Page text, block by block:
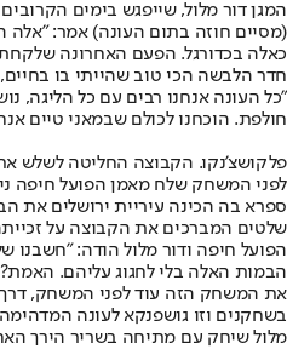
המגן דור מלול, שייפגש בימים
(מסיים חוזה בתום העונה) אמר: "אלה
כאלה בכדורגל. הפעם האחרונה
חדר הלבשה הכי טוב שהייתי בו בחיים,
"כל העונה אנחנו רבים עם כל הליגה,
חולפת. הוכחנו לכולם שבמאני טיים
פלקושצ'נקו. הקבוצה החליטה לשלש
לפני המשחק שלח מאמן הפועל חיפה
ספרא בה הכינה עיריית ירושלים את
שלטים המברכים את הקבוצה על
הפועל חיפה ודור מלול הודה: "חשבנו
הבמות האלה בלי לחגוג עליהם.
את המשחק הזה עוד לפני המשחק,
בשחקנים וזו גושפנקא לעונה
מלול שיחק עם מתיחה בשריר הירך